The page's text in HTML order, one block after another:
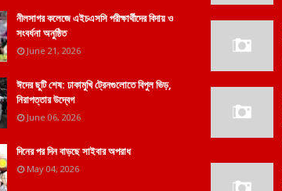
নীলসাগর কলেজে এইচএসসি পরীক্ষার্থীদের বিদায় ও
সংবর্ধনা অনুষ্ঠিত
June 21, 2026
ঈদের ছুটি শেষ: ঢাকামুখি ট্রেনগুলোতে বিপুল ভিড়,
নিরাপত্তার উদ্বেগ
June 06, 2026
দিনের পর দিন বাড়ছে সাইবার অপরাধ
May 04, 2026